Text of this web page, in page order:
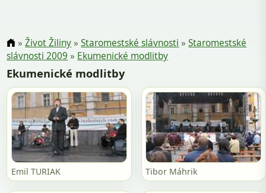
»Život Žiliny»Staromestské slávnosti »Staromestské
slávnosti 2009 » Ekumenické modlitby
Ekumenické modlitby
Emil TURIAK Tibor Máhrik